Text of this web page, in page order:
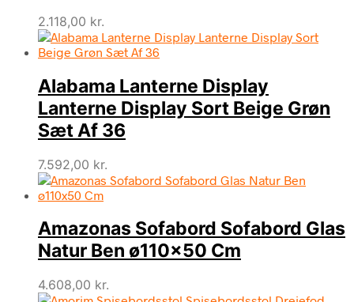
2.118,00 kr.
Alabama Lanterne Display
Lanterne Display Sort Beige Grøn
Sæt Af 36
7.592,00 kr.
Amazonas Sofabord Sofabord Glas
Natur Ben ø110×50 Cm
4.608,00 kr.